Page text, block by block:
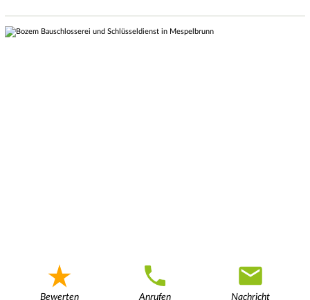
Bewerten Anrufen Nachricht